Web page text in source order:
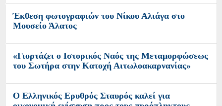
Έκθεση φωτογραφιών του Νίκου Αλιάγα στο
Μουσείο Άλατος
«Γιορτάζει ο Ιστορικός Ναός της Μεταμορφώσεως
του Σωτήρα στην Κατοχή Αιτωλοακαρνανίας»
O Ελληνικός Ερυθρός Σταυρός καλεί για